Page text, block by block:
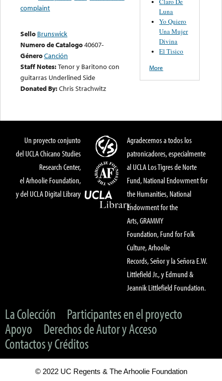
complaint
Sello Brunswick
Numero de Catalogo40607-
GéneroCanción
Staff Notes:Tenor y Baritono con
guitarras Underlined Side
Donated By:Chris Strachwitz
Luna
Yo Quiero
Una Mujer
Divina
El Tisico
More
Un proyecto conjunto
del UCLA Chicano Studies
Research Center,
el Arhoolie Foundation,
y del UCLA Digital Library
Agradecemos a todos los
patronicadores, especialmente
al UCLA Los Tigres de Norte
Fund, National Endowment for
the Humanities, National
Endowment for the
Arts, GRAMMY
Foundation, Fund for Folk
Culture, Arhoolie
Records, Señor y la Señora E.W.
Littlefield Jr., y Edmund &
Jeannik Littlefield Foundation.
La Colección
Participantes en el proyecto
Apoyo
Derechos de Autor y Acceso
Contactos y Créditos
© 2022 UC Regents & The Arhoolie Foundation